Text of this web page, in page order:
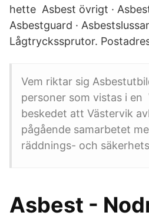
hette Asbest övrigt ·
Asbestguard ·
Lågtryckssprutor.
Vem riktar sig
personer som vistas i en
beskedet att Västervik
pågående samarbetet
räddnings- och
Asbest -